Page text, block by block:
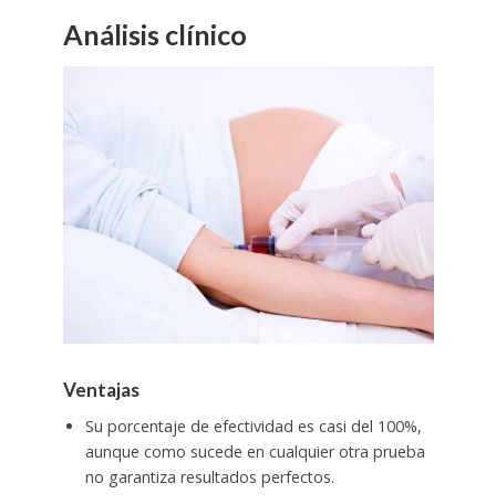
Análisis clínico
Ventajas
Su porcentaje de efectividad es casi del 100%,
aunque como sucede en cualquier otra prueba
no garantiza resultados perfectos.